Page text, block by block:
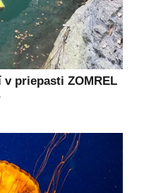
priepasti ZOMREL